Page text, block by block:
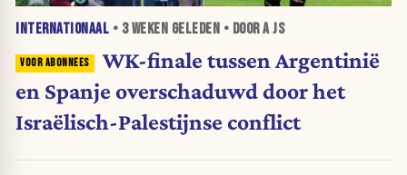
INTERNATIONAAL • 3 WEKEN GELEDEN • DOOR A JS
WK-finale tussen Argentinië
en Spanje overschaduwd door het
Israëlisch-Palestijnse conflict